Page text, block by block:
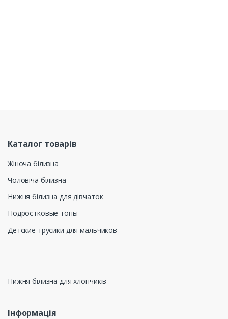
Каталог товарів
Жіноча білизна
Чоловіча білизна
Нижня білизна для дівчаток
Подростковые топы
Детские трусики для мальчиков
Нижня білизна для хлопчиків
Інформація